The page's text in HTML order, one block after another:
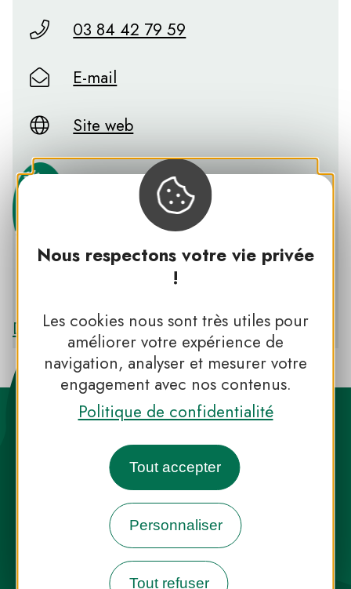
Nous respectons votre vie privée
!
Les cookies nous sont très utiles pour
améliorer votre expérience de
navigation, analyser et mesurer votre
engagement avec nos contenus.
Politique de confidentialité
Tout accepter
Personnaliser
Tout refuser
03 84 42 79 59
E-mail
Site web
Découvrir le PNR DU HAUT JURA
Destination Parcs, de l’inspiration en
toute saison
INFOS PRESSEFAQNOUS CONTACTER